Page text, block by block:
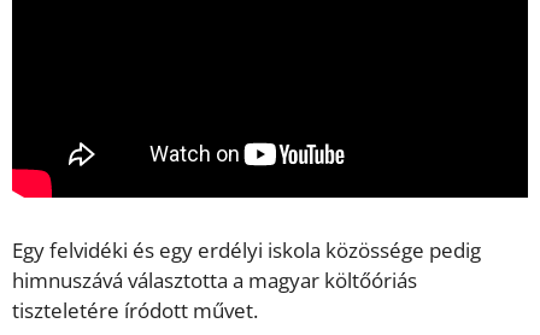
Egy felvidéki és egy erdélyi iskola közössége pedig
himnuszává választotta a magyar költőóriás
tiszteletére íródott művet.